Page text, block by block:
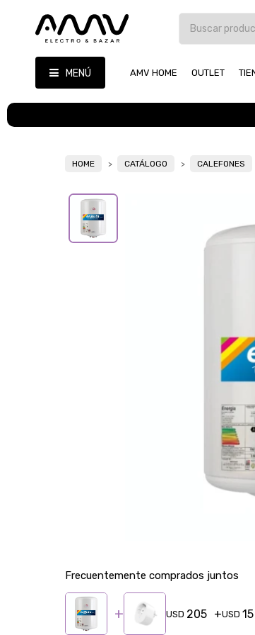
MENÚ AMV HOME OUTLET
HOME CATÁLOGO CALEFONES
Frecuentemente comprados juntos
USD 205 USD 15